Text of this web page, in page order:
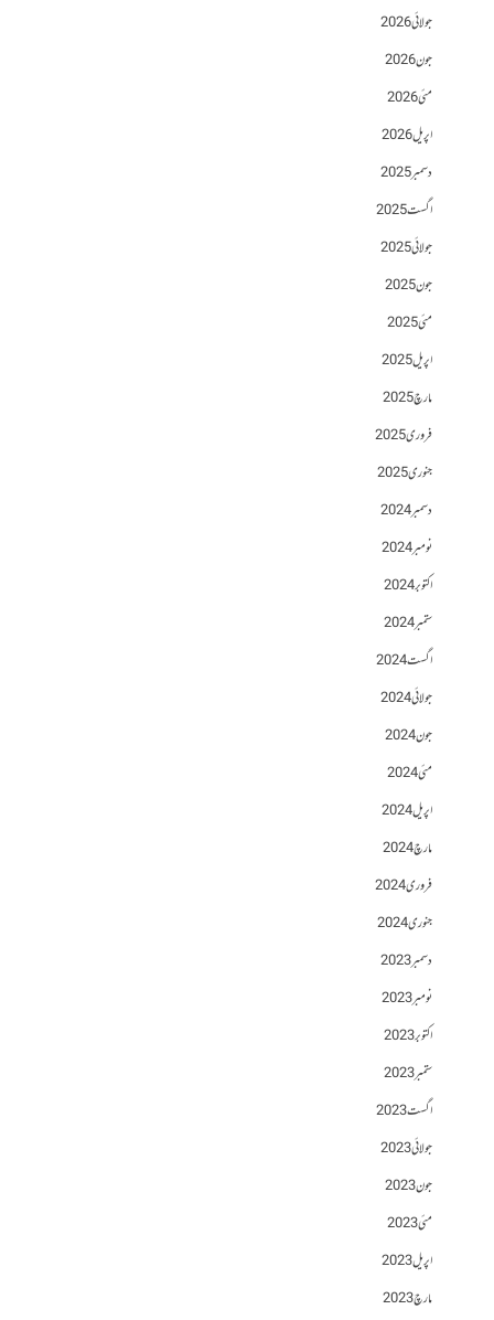
جولائی 2026
جون 2026
مئی 2026
اپریل 2026
دسمبر 2025
اگست 2025
جولائی 2025
جون 2025
مئی 2025
اپریل 2025
مارچ 2025
فروری 2025
جنوری 2025
دسمبر 2024
نومبر 2024
اکتوبر 2024
ستمبر 2024
اگست 2024
جولائی 2024
جون 2024
مئی 2024
اپریل 2024
مارچ 2024
فروری 2024
جنوری 2024
دسمبر 2023
نومبر 2023
اکتوبر 2023
ستمبر 2023
اگست 2023
جولائی 2023
جون 2023
مئی 2023
اپریل 2023
مارچ 2023